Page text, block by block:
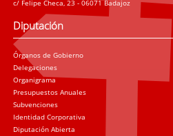
c/ Felipe Checa, 23 - 06071 Badajoz
Diputación
Órganos de Gobierno
Delegaciones
Organigrama
Presupuestos Anuales
Subvenciones
Identidad Corporativa
Diputación Abierta